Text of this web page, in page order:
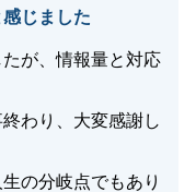
がいらっしゃいま
くしてまいりま
い申し上げます。
じました
が、情報量と対応
わり、大変感謝し
の分岐点でもあり